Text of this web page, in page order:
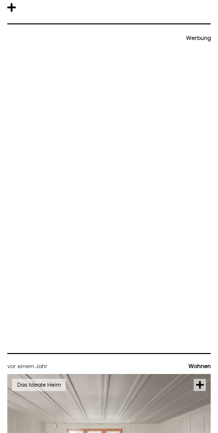
Werbung
vor einem Jahr Wohnen